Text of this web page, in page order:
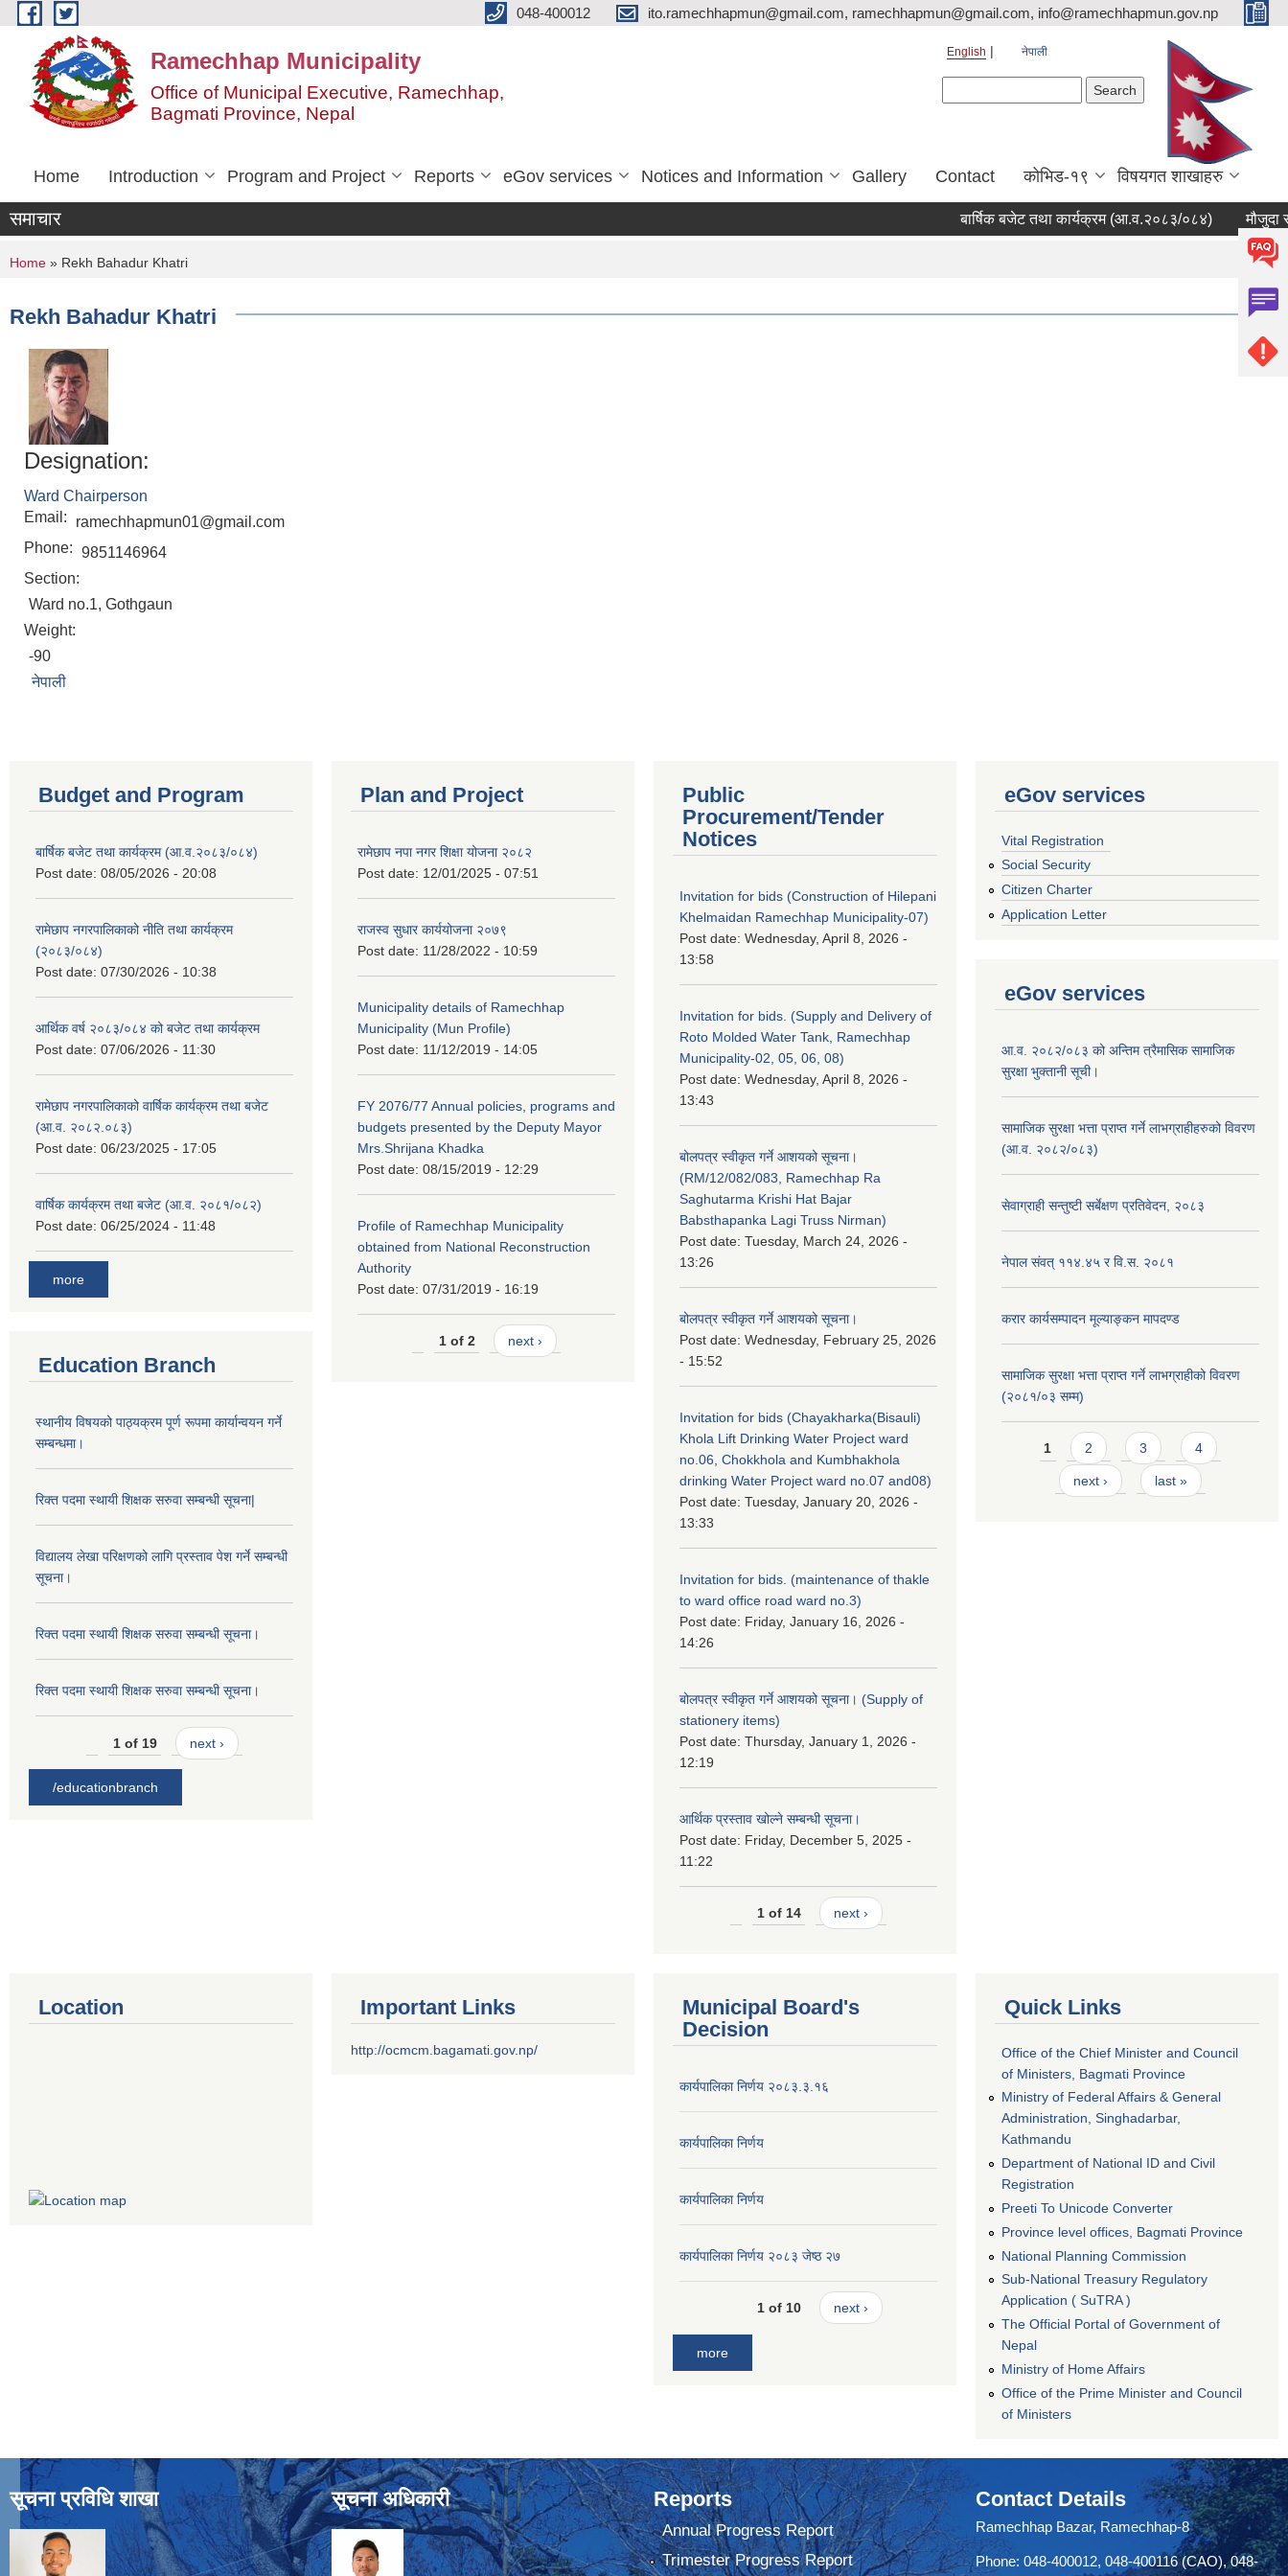
Skip to main content 048-400012 ito.ramechhapmun@gmail.com, ramechhapmun@gmail.com, info@ramechhapmun.gov.np
Ramechhap Municipality
Office of Municipal Executive, Ramechhap,
Bagmati Province, Nepal
English नेपाली
Home Introduction Program and Project Reports eGov services Notices and Information Gallery Contact कोभिड-१९ विषयगत शाखाहरु
समाचार बार्षिक बजेट तथा कार्यक्रम (आ.व.२०८३/०८४) मौजुदा सूची
You are here
Home » Rekh Bahadur Khatri
Rekh Bahadur Khatri
Designation:
Ward Chairperson
Email:
ramechhapmun01@gmail.com
Phone: 9851146964
Section:
Ward no.1, Gothgaun
Weight:
-90
नेपाली
Budget and Program
बार्षिक बजेट तथा कार्यक्रम (आ.व.२०८३/०८४)
Post date: 08/05/2026 - 20:08
रामेछाप नगरपालिकाको नीति तथा कार्यक्रम
(२०८३/०८४)
Post date: 07/30/2026 - 10:38
आर्थिक वर्ष २०८३/०८४ को बजेट तथा कार्यक्रम
Post date: 07/06/2026 - 11:30
रामेछाप नगरपालिकाको वार्षिक कार्यक्रम तथा बजेट
(आ.व. २०८२.०८३)
Post date: 06/23/2025 - 17:05
वार्षिक कार्यक्रम तथा बजेट (आ.व. २०८१/०८२)
Post date: 06/25/2024 - 11:48
more
Education Branch
स्थानीय विषयको पाठ्यक्रम पूर्ण रूपमा कार्यान्वयन गर्ने
सम्बन्धमा।
रिक्त पदमा स्थायी शिक्षक सरुवा सम्बन्धी सूचना|
विद्यालय लेखा परिक्षणको लागि प्रस्ताव पेश गर्ने सम्बन्धी
सूचना।
रिक्त पदमा स्थायी शिक्षक सरुवा सम्बन्धी सूचना।
रिक्त पदमा स्थायी शिक्षक सरुवा सम्बन्धी सूचना।
1 of 19 next ›
/educationbranch
Plan and Project
रामेछाप नपा नगर शिक्षा योजना २०८२
Post date: 12/01/2025 - 07:51
राजस्व सुधार कार्ययोजना २०७९
Post date: 11/28/2022 - 10:59
Municipality details of Ramechhap
Municipality (Mun Profile)
Post date: 11/12/2019 - 14:05
FY 2076/77 Annual policies, programs and
budgets presented by the Deputy Mayor
Mrs.Shrijana Khadka
Post date: 08/15/2019 - 12:29
Profile of Ramechhap Municipality
obtained from National Reconstruction
Authority
Post date: 07/31/2019 - 16:19
1 of 2 next ›
Public
Procurement/Tender
Notices
Invitation for bids (Construction of Hilepani
Khelmaidan Ramechhap Municipality-07)
Post date: Wednesday, April 8, 2026 -
13:58
Invitation for bids. (Supply and Delivery of
Roto Molded Water Tank, Ramechhap
Municipality-02, 05, 06, 08)
Post date: Wednesday, April 8, 2026 -
13:43
बोलपत्र स्वीकृत गर्ने आशयको सूचना।
(RM/12/082/083, Ramechhap Ra
Saghutarma Krishi Hat Bajar
Babsthapanka Lagi Truss Nirman)
Post date: Tuesday, March 24, 2026 -
13:26
बोलपत्र स्वीकृत गर्ने आशयको सूचना।
Post date: Wednesday, February 25, 2026
- 15:52
Invitation for bids (Chayakharka(Bisauli)
Khola Lift Drinking Water Project ward
no.06, Chokkhola and Kumbhakhola
drinking Water Project ward no.07 and08)
Post date: Tuesday, January 20, 2026 -
13:33
Invitation for bids. (maintenance of thakle
to ward office road ward no.3)
Post date: Friday, January 16, 2026 -
14:26
बोलपत्र स्वीकृत गर्ने आशयको सूचना। (Supply of
stationery items)
Post date: Thursday, January 1, 2026 -
12:19
आर्थिक प्रस्ताव खोल्ने सम्बन्धी सूचना।
Post date: Friday, December 5, 2025 -
11:22
1 of 14 next ›
eGov services
Vital Registration
Social Security
Citizen Charter
Application Letter
eGov services
आ.व. २०८२/०८३ को अन्तिम त्रैमासिक सामाजिक
सुरक्षा भुक्तानी सूची।
सामाजिक सुरक्षा भत्ता प्राप्त गर्ने लाभग्राहीहरुको विवरण
(आ.व. २०८२/०८३)
सेवाग्राही सन्तुष्टी सर्बेक्षण प्रतिवेदन, २०८३
नेपाल संवत् ११४.४५ र वि.स. २०८१
करार कार्यसम्पादन मूल्याङ्कन मापदण्ड
सामाजिक सुरक्षा भत्ता प्राप्त गर्ने लाभग्राहीको विवरण
(२०८१/०३ सम्म)
Pages
1 2 3 4
next › last »
Location Important Links
http://ocmcm.bagamati.gov.np/
Municipal Board's
Decision
कार्यपालिका निर्णय २०८३.३.१६
कार्यपालिका निर्णय
कार्यपालिका निर्णय
कार्यपालिका निर्णय २०८३ जेष्ठ २७
1 of 10 next ›
more
Quick Links
Office of the Chief Minister and Council
of Ministers, Bagmati Province
Ministry of Federal Affairs & General
Administration, Singhadarbar,
Kathmandu
Department of National ID and Civil
Registration
Preeti To Unicode Converter
Province level offices, Bagmati Province
National Planning Commission
Sub-National Treasury Regulatory
Application ( SuTRA )
The Official Portal of Government of
Nepal
Ministry of Home Affairs
Office of the Prime Minister and Council
of Ministers
सूचना प्रविधि शाखा सूचना अधिकारी Reports
Annual Progress Report
Trimester Progress Report
Contact Details
Ramechhap Bazar, Ramechhap-8
Phone: 048-400012, 048-400116 (CAO), 048-